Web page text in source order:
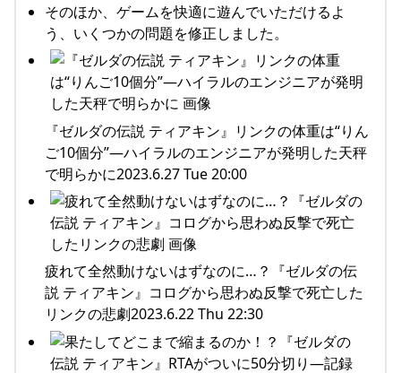
そのほか、ゲームを快適に遊んでいただけるよ
う、いくつかの問題を修正しました。
『ゼルダの伝説 ティアキン』リンクの体重は“りん
ご10個分”―ハイラルのエンジニアが発明した天秤
で明らかに2023.6.27 Tue 20:00
疲れて全然動けないはずなのに…？『ゼルダの伝
説 ティアキン』コログから思わぬ反撃で死亡した
リンクの悲劇2023.6.22 Thu 22:30